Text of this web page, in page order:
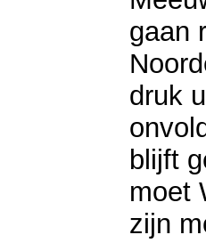
gaan
druk
blijft
moet
zijn